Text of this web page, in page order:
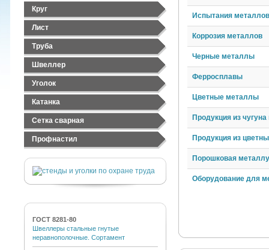
Круг
Лист
Лист стальной Г/К
Лист стальной Х/К
Лист оцинкованный
Лист рифленый
Труба
Труба бесшовная
Труба электросварная
Труба ВГП
Швеллер
Швеллер стальной
Швеллер гнутый
Уголок
Уголок равнополочный
Уголок неравнополочный
Катанка
Сетка сварная
Сетка стальная тканная
Сетка стальная сварная
Сетка сварная оцинкованная
Профнастил
Профнастил оцинкованный
ГОСТ 8281-80
Швеллеры стальные гнутые
неравнополочные. Сортамент
Испытания металлов
Коррозия металлов
Черные металлы
Ферросплавы
Цветные металлы
Продукция из чугуна
Продукция из
Порошковая
Оборудование для